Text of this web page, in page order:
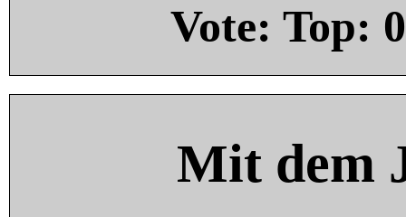
Vote: Top: 0
Mit dem